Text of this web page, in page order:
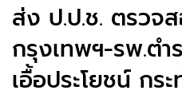
ส่ง ป.ป.ช. ตรวจ
กรุงเทพฯ-รพ.ตำ
เอื้อประโยชน์ กร